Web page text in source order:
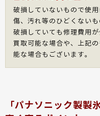
破損していないもので使用
傷、汚れ等のひどくないも
破損していても修理費用
買取可能な場合や、上記
能な場合もございます。
「パナソニック製製